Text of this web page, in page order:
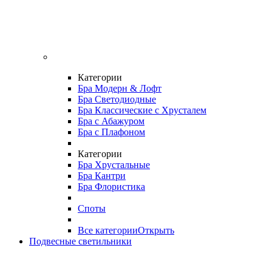
Категории
Бра Модерн & Лофт
Бра Светодиодные
Бра Классические с Хрусталем
Бра с Абажуром
Бра с Плафоном
Категории
Бра Хрустальные
Бра Кантри
Бра Флористика
Споты
Все категорииОткрыть
Подвесные светильники